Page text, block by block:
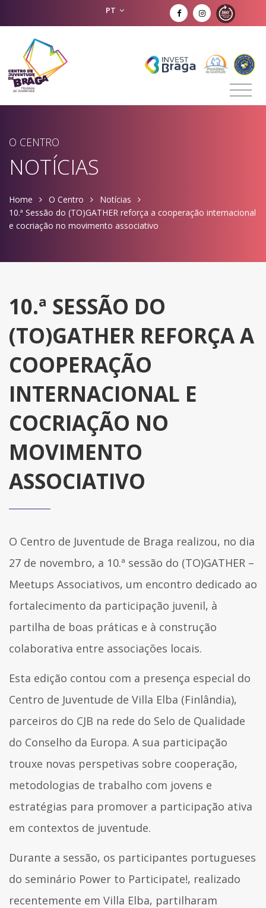
PT
O CENTRO
NOTÍCIAS
Home O Centro
Notícias
10.ª Sessão do (TO)GATHER reforça a cooperação internacional
e cocriação no movimento associativo
10.ª SESSÃO DO
(TO)GATHER REFORÇA A
COOPERAÇÃO
INTERNACIONAL E
COCRIAÇÃO NO
MOVIMENTO
ASSOCIATIVO
O Centro de Juventude de Braga realizou, no dia
27 de novembro, a 10.ª sessão do (TO)GATHER –
Meetups Associativos, um encontro dedicado ao
fortalecimento da participação juvenil, à
partilha de boas práticas e à construção
colaborativa entre associações locais.
Esta edição contou com a presença especial do
Centro de Juventude de Villa Elba (Finlândia),
parceiros do CJB na rede do Selo de Qualidade
do Conselho da Europa. A sua participação
trouxe novas perspetivas sobre cooperação,
metodologias de trabalho com jovens e
estratégias para promover a participação ativa
em contextos de juventude.
Durante a sessão, os participantes portugueses
do seminário Power to Participate!, realizado
recentemente em Villa Elba, partilharam